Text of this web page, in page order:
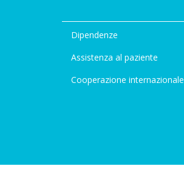
Dipendenze
Assistenza al paziente
Cooperazione internazionale